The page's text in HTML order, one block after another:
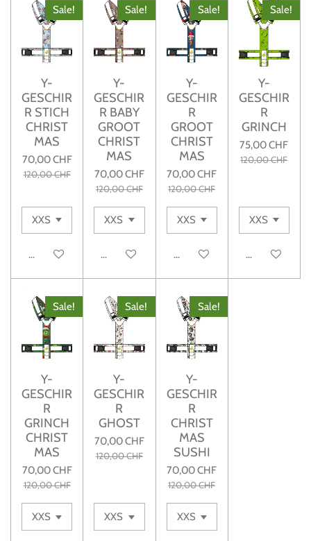
Sale!
Y-
GESCHIR
R STICH
CHRIST
MAS
70,00 CHF
120,00 CHF
Details anzeigen
Sale!
Y-
GESCHIR
R BABY
GROOT
CHRIST
MAS
70,00 CHF
120,00 CHF
Details anzeigen
Sale!
Y-
GESCHIR
R
GROOT
CHRIST
MAS
70,00 CHF
120,00 CHF
Details anzeigen
Sale!
Y-
GESCHIR
R
GRINCH
75,00 CHF
120,00 CHF
Details
Sale!
Y-
GESCHIR
R
GRINCH
CHRIST
MAS
70,00 CHF
120,00 CHF
Sale!
Y-
GESCHIR
R
GHOST
70,00 CHF
120,00 CHF
Sale!
Y-
GESCHIR
R
CHRIST
MAS
SUSHI
70,00 CHF
120,00 CHF